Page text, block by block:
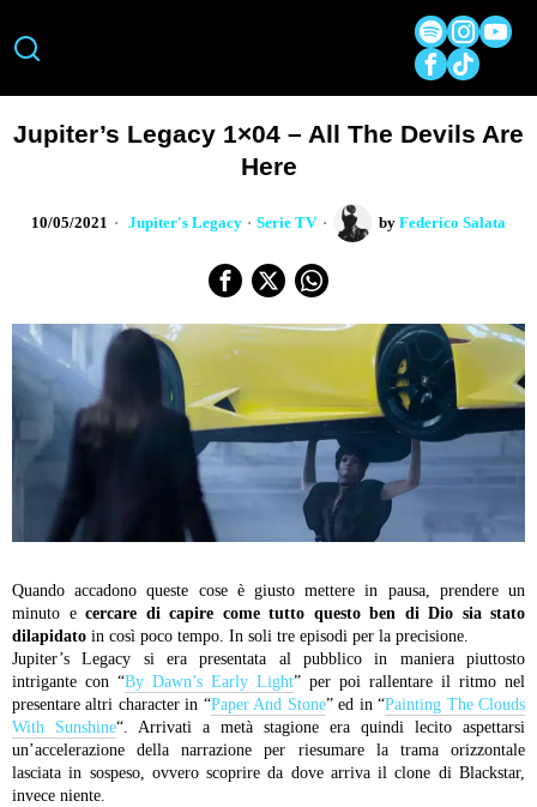
Jupiter’s Legacy 1×04 – All The Devils Are
Here
10/05/2021 Jupiter's Legacy · Serie TV by Federico Salata
Quando accadono queste cose è giusto mettere in pausa, prendere un
minuto e cercare di capire come tutto questo ben di Dio sia stato
dilapidato in così poco tempo. In soli tre episodi per la precisione.
Jupiter’s Legacy si era presentata al pubblico in maniera piuttosto
intrigante con “By Dawn’s Early Light” per poi rallentare il ritmo nel
presentare altri character in “Paper And Stone” ed in “Painting The Clouds
With Sunshine“. Arrivati a metà stagione era quindi lecito aspettarsi
un’accelerazione della narrazione per riesumare la trama orizzontale
lasciata in sospeso, ovvero scoprire da dove arriva il clone di Blackstar,
invece niente.